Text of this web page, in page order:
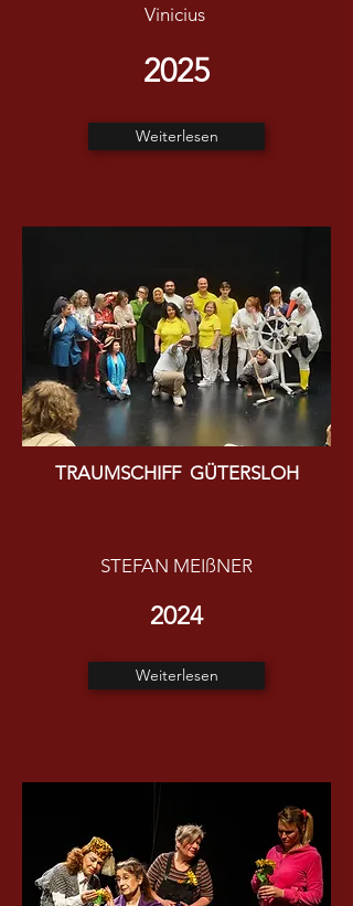
Vinicius
2025
Weiterlesen
TRAUMSCHIFF GÜTERSLOH
STEFAN MEIßNER
2024
Weiterlesen